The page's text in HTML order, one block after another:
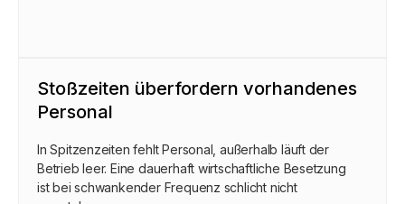
Stoßzeiten überfordern vorhandenes
Personal
In Spitzenzeiten fehlt Personal, außerhalb läuft der
Betrieb leer. Eine dauerhaft wirtschaftliche Besetzung
ist bei schwankender Frequenz schlicht nicht